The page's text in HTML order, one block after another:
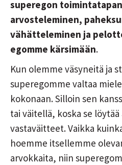
superegon
arvosteleminen,
vähätteleminen ja
egomme kärsimään.
Kun olemme väsyneitä ja
superegomme valtaa
kokonaan. Silloin sen
tai väitellä, koska se
vastaväitteet. Vaikka
hoemme itsellemme
arvokkaita, niin